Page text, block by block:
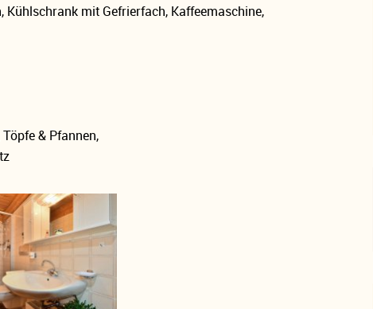
Kühlschrank mit Gefrierfach, Kaffeemaschine,
& Pfannen,